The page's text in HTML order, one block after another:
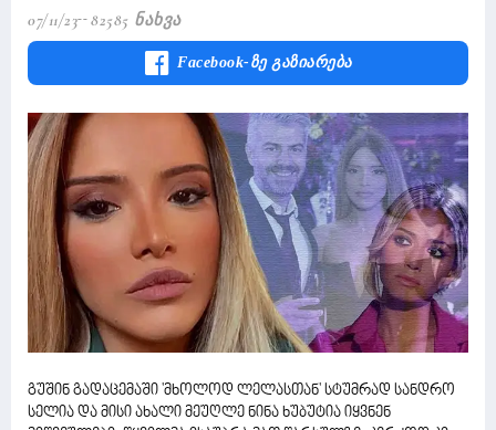
07/11/23 82585 Ნახვა
Facebook-Ზე Გაზიარება
გუშინ გადაცემაში 'მხოლოდ ლელასთან' სტუმრად სანდრო
სელია და მისი ახალი მეუღლე ნინა ხუბუტია იყვნენ